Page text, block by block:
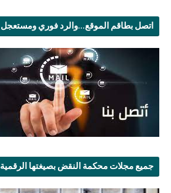
اتصل بطاقم الموقع...والرد فوري ومستعجل
جميع مجلات محكمة النقض بصيغتها الرقمية